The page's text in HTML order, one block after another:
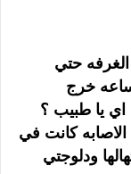
حتي
خرج
يا طبيب ؟
كانت في
ودلوجتي